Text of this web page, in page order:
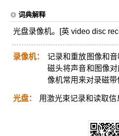
词典解释
光盘录像机。[英 video disc
录像机：
记录和重放图像和
磁头将声音和图像
像机常用来对录磁带
光盘： 用激光束记录和读取